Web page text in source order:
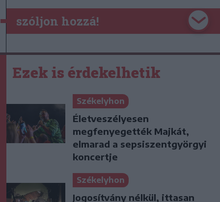
szóljon hozzá!
Ezek is érdekelhetik
Székelyhon
Életveszélyesen
megfenyegették Majkát,
elmarad a sepsiszentgyörgyi
koncertje
Székelyhon
Jogosítvány nélkül, ittasan